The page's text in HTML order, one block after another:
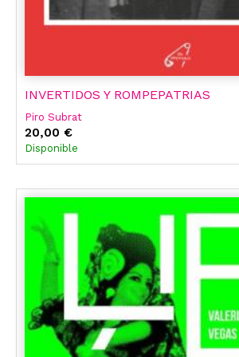
INVERTIDOS Y ROMPEPATRIAS
Piro Subrat
20,00 €
Disponible